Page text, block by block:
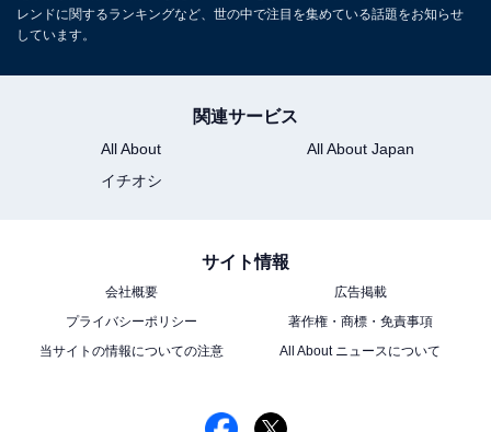
レンドに関するランキングなど、世の中で注目を集めている話題をお知らせ
しています。
関連サービス
All About
All About Japan
イチオシ
サイト情報
会社概要
広告掲載
プライバシーポリシー
著作権・商標・免責事項
当サイトの情報についての注意
All About ニュースについて